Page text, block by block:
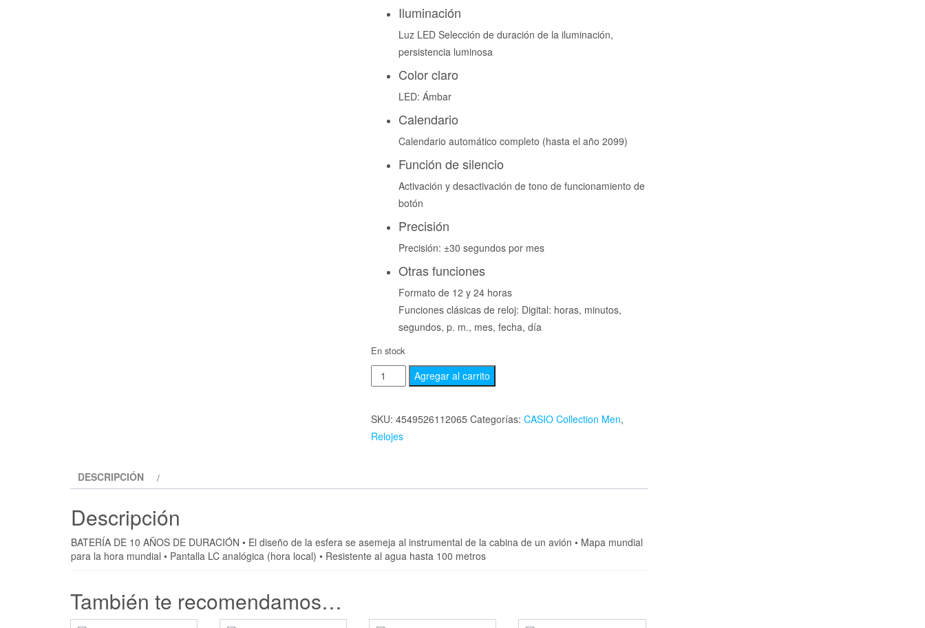
Iluminación
Luz LED Selección de duración de la iluminación,
persistencia luminosa
Color claro
LED: Ámbar
Calendario
Calendario automático completo (hasta el año 2099)
Función de silencio
Activación y desactivación de tono de funcionamiento de
botón
Precisión
Precisión: ±30 segundos por mes
Otras funciones
Formato de 12 y 24 horas
Funciones clásicas de reloj: Digital: horas, minutos,
segundos, p. m., mes, fecha, día
En stock
Agregar al carrito
SKU: 4549526112065 Categorías: CASIO Collection Men,
Relojes
DESCRIPCIÓN
Descripción
BATERÍA DE 10 AÑOS DE DURACIÓN • El diseño de la esfera se asemeja al instrumental de la cabina de un avión • Mapa mundial
para la hora mundial • Pantalla LC analógica (hora local) • Resistente al agua hasta 100 metros
También te recomendamos…